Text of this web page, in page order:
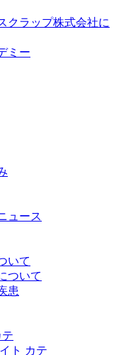
クラップ株式会社に
ミー
ュース
いて
ついて
患
ト カテ